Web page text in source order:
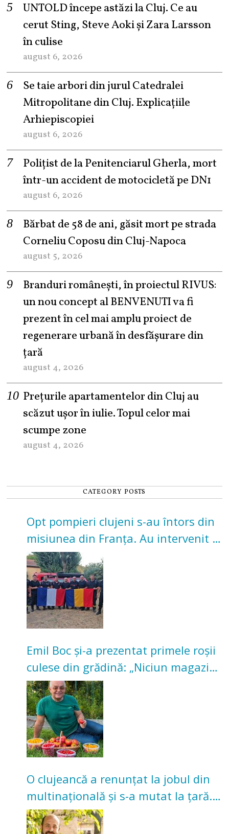
UNTOLD începe astăzi la Cluj. Ce au
cerut Sting, Steve Aoki și Zara Larsson
în culise
august 6, 2026
Se taie arbori din jurul Catedralei
Mitropolitane din Cluj. Explicațiile
Arhiepiscopiei
august 6, 2026
Polițist de la Penitenciarul Gherla, mort
într-un accident de motocicletă pe DN1
august 6, 2026
Bărbat de 58 de ani, găsit mort pe strada
Corneliu Coposu din Cluj-Napoca
august 5, 2026
Branduri românești, în proiectul RIVUS:
un nou concept al BENVENUTI va fi
prezent în cel mai amplu proiect de
regenerare urbană în desfășurare din
țară
august 4, 2026
Prețurile apartamentelor din Cluj au
scăzut ușor în iulie. Topul celor mai
scumpe zone
august 4, 2026
CATEGORY POSTS
Opt pompieri clujeni s-au întors din
misiunea din Franța. Au intervenit la
incendii de vegetație și pădure
Emil Boc și-a prezentat primele roșii
culese din grădină: „Niciun magazin
nu poate oferi această satisfacție”
O clujeancă a renunțat la jobul din
multinațională și s-a mutat la țară.
Acum cultivă legume în grădina
bunicilor